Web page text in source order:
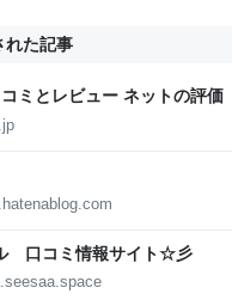
れた記事
ミとレビュー ネットの評価
口コミ情報サイト☆彡